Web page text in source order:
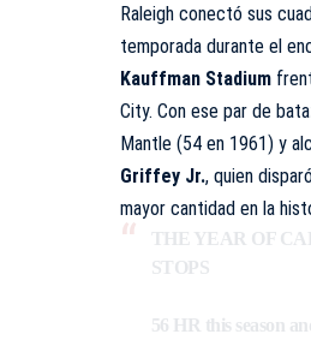
Raleigh conectó sus
temporada durante el
Kauffman Stadium
City. Con ese par de
Mantle (54 en 1961) y
Griffey Jr., quien
mayor cantidad en la
THE YEAR OF
STOPS
56 HR this season